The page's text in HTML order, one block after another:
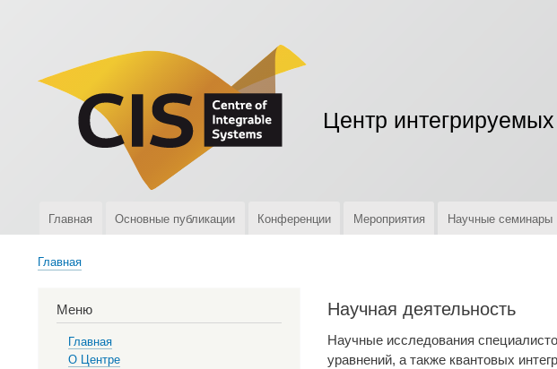
записи
пользователя
Центр
Верхняя
Главная Основные публикации Конференции Мероприятия Научные семинары
Строка
Главная
Научная деятельность
Научные исследования
уравнений, а также квантовых
Меню
Главная
О Центре